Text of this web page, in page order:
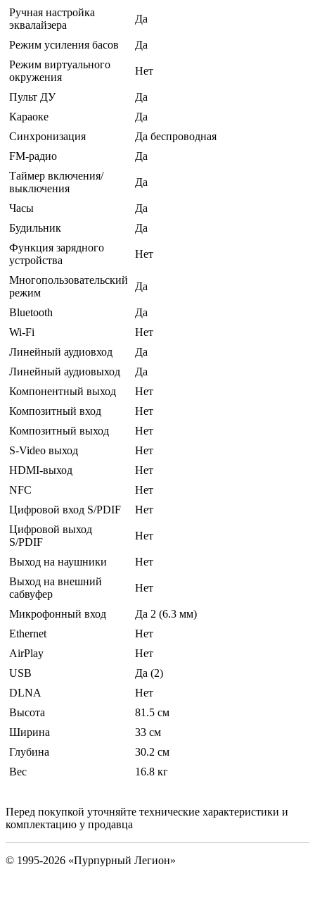
Ручная настройка
эквалайзера
Да
Режим усиления басов
Да
Режим виртуального
окружения
Нет
Пульт ДУ
Да
Караоке
Да
Синхронизация
Да беспроводная
FM-радио
Да
Таймер включения/
выключения
Да
Часы
Да
Будильник
Да
Функция зарядного
устройства
Нет
Многопользовательский
режим
Да
Bluetooth
Да
Wi-Fi
Нет
Линейный аудиовход
Да
Линейный аудиовыход
Да
Компонентный выход
Нет
Композитный вход
Нет
Композитный выход
Нет
S-Video выход
Нет
HDMI-выход
Нет
NFC
Нет
Цифровой вход S/PDIF
Нет
Цифровой выход
S/PDIF
Нет
Выход на наушники
Нет
Выход на внешний
сабвуфер
Нет
Микрофонный вход
Да 2 (6.3 мм)
Ethernet
Нет
AirPlay
Нет
USB
Да (2)
DLNA
Нет
Высота
81.5 см
Ширина
33 см
Глубина
30.2 см
Вес
16.8 кг
Перед покупкой уточняйте технические характеристики и
комплектацию у продавца
© 1995-2026 «Пурпурный Легион»